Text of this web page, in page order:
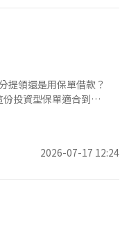
提領還是用保單借款？
投資型保單適合到幾
2026-07-17 12:24